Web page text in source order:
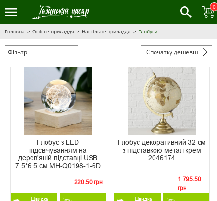
0
Головна Офісне приладдя Настільне приладдя Глобуси
Фільтр Спочатку дешевші
Глобус з LED
підсвічуванням на
дерев'яній підставці USB
7.5*6.5 см MH-Q0198-1-6D
220.50 грн
Швидка
Глобус декоративний 32 см
з підставкою метал крем
2046174
1 795.50
грн
Швидка